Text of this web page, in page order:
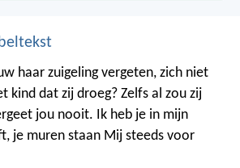
haar zuigeling vergeten, zich niet
kind dat zij droeg? Zelfs al zou zij
jou nooit. Ik heb je in mijn
je muren staan Mij steeds voor